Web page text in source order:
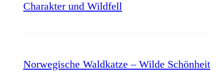
Charakter und Wildfell
Norwegische Waldkatze – Wilde Schönheit